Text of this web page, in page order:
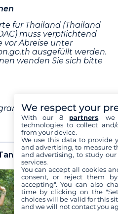
für Thailand (Thailand
muss verpflichtend
vor Abreise unter
ausgefüllt werden.
wenden Sie sich bitte
enthalten sind, sind
We respect your
With our 8 partners, we
technologies to collect
from your device.
We use this data to provide
and advertising, to measure
and advertising, to study
services.
You can accept all cookies
consent, or reject them
accepting". You can also
time by clicking on the
choices will be valid for this
and we will not contact you